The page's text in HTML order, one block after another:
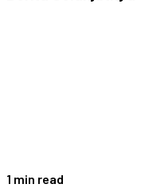
1 min read